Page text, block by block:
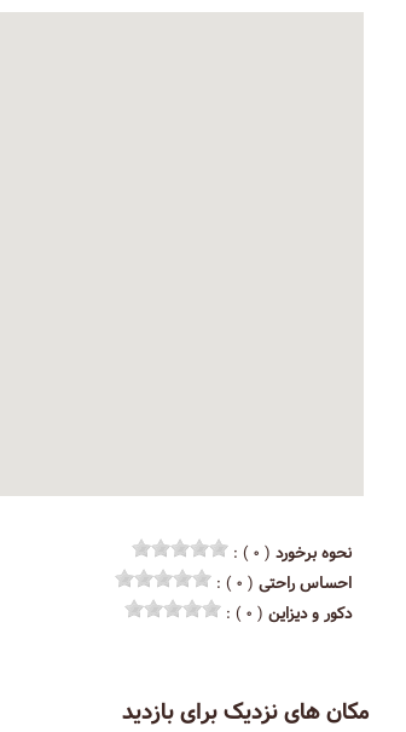
نحوه برخورد ( ۰ ) :
احساس راحتی ( ۰ ) :
دکور و دیزاین ( ۰ ) :
مکان های نزدیک برای بازدید